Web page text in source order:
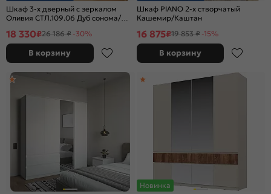
Шкаф 3-х дверный с зеркалом
Оливия СТЛ.109.06 Дуб сонома/
18 330₽26 186 ₽ -30%
В корзину
Шкаф PIANO 2-х створчатый
Кашемир/Каштан
16 875₽19 853 ₽ -15%
В корзину
Новинка